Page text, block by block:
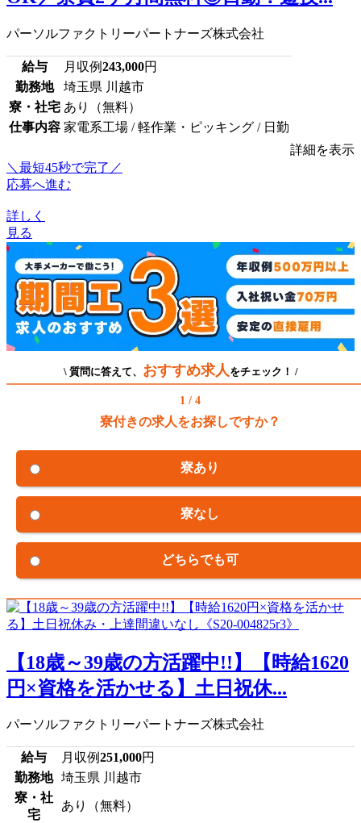
パーソルファクトリーパートナーズ株式会社
給与 月収例243,000円
勤務地
埼玉県 川越市
寮・社宅 あり（無料）
仕事内容 家電系工場 / 軽作業・ピッキング / 日勤
詳細を表示
＼最短45秒で完了／
応募へ進む
詳しく
見る
\ 質問に答えて、 おすすめ求人 をチェック！ /
1 / 4
寮付きの求人をお探しですか？
寮あり
寮なし
どちらでも可
【18歳～39歳の方活躍中!!】【時給1620
円×資格を活かせる】土日祝休...
パーソルファクトリーパートナーズ株式会社
給与 月収例251,000円
勤務地
埼玉県 川越市
寮・社
宅
あり（無料）